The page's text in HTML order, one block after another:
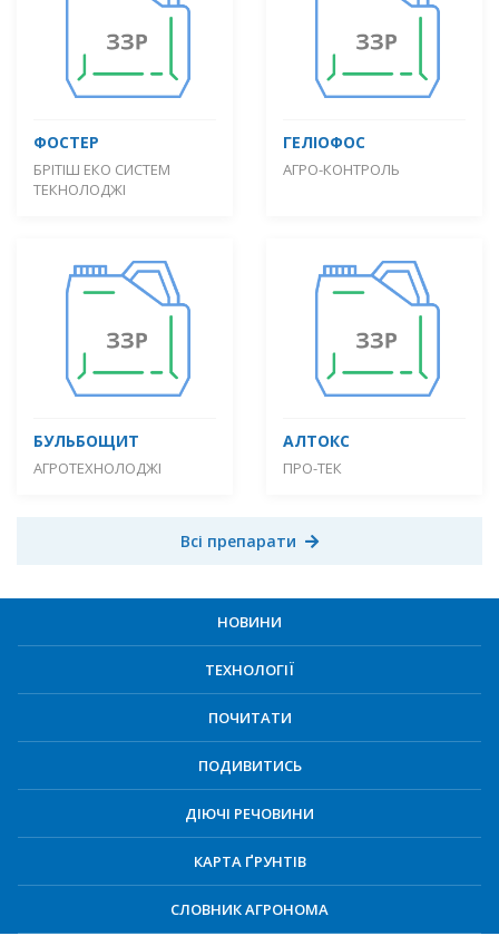
ФОСТЕР
БРІТІШ ЕКО СИСТЕМ
ТЕКНОЛОДЖІ
ГЕЛІОФОС
АГРО-КОНТРОЛЬ
БУЛЬБОЩИТ
АГРОТЕХНОЛОДЖІ
АЛТОКС
ПРО-ТЕК
Всі препарати
НОВИНИ
ТЕХНОЛОГІЇ
ПОЧИТАТИ
ПОДИВИТИСЬ
ДІЮЧІ РЕЧОВИНИ
КАРТА ҐРУНТІВ
СЛОВНИК АГРОНОМА